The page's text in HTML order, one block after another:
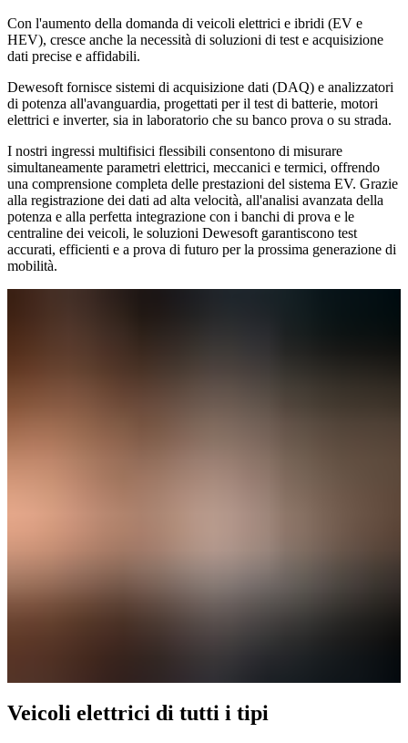
Con l'aumento della domanda di veicoli elettrici e ibridi (EV e
HEV), cresce anche la necessità di soluzioni di test e acquisizione
dati precise e affidabili.
Dewesoft fornisce sistemi di acquisizione dati (DAQ) e analizzatori
di potenza all'avanguardia, progettati per il test di batterie, motori
elettrici e inverter, sia in laboratorio che su banco prova o su strada.
I nostri ingressi multifisici flessibili consentono di misurare
simultaneamente parametri elettrici, meccanici e termici, offrendo
una comprensione completa delle prestazioni del sistema EV. Grazie
alla registrazione dei dati ad alta velocità, all'analisi avanzata della
potenza e alla perfetta integrazione con i banchi di prova e le
centraline dei veicoli, le soluzioni Dewesoft garantiscono test
accurati, efficienti e a prova di futuro per la prossima generazione di
mobilità.
Veicoli elettrici di tutti i tipi